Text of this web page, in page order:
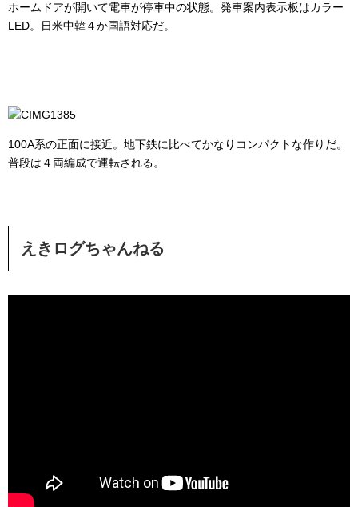
ホームドアが開いて電車が停車中の状態。発車案内表示板はカラー
LED。日米中韓４か国語対応だ。
100A系の正面に接近。地下鉄に比べてかなりコンパクトな作りだ。
普段は４両編成で運転される。
えきログちゃんねる